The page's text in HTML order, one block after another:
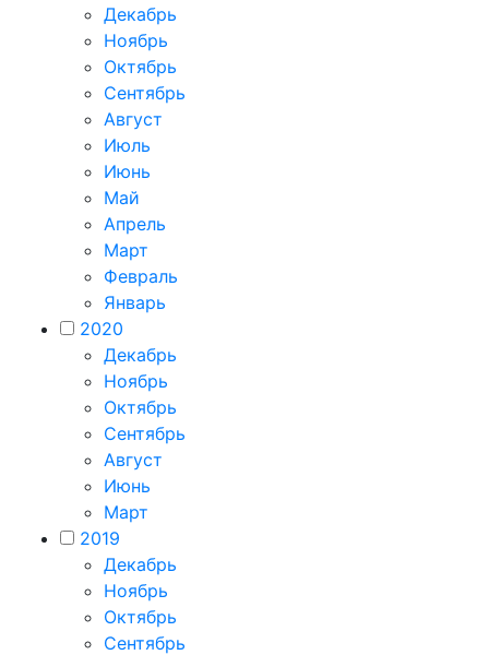
Декабрь
Ноябрь
Октябрь
Сентябрь
Август
Июль
Июнь
Май
Апрель
Март
Февраль
Январь
2020
Декабрь
Ноябрь
Октябрь
Сентябрь
Август
Июнь
Март
2019
Декабрь
Ноябрь
Октябрь
Сентябрь